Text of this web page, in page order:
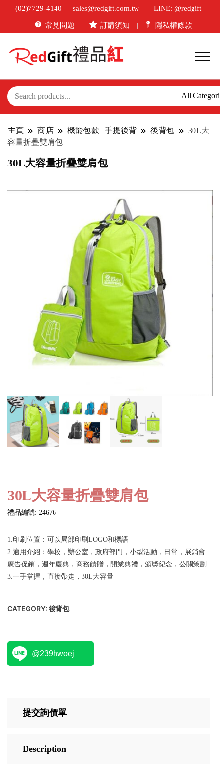
(02)7729-4140 sales@redgift.com.tw LINE: @redgift
常見問題 訂購須知 隱私權條款
主頁 商店 機能包款 | 手提後背 後背包
30L大
容量折疊雙肩包
30L大容量折疊雙肩包
30L大容量折疊雙肩包
禮品編號: 24676
1.印刷位置：可以局部印刷LOGO和標語
2.適用介紹：學校，辦公室，政府部門，小型活動，日常，展銷會
廣告促銷，週年慶典，商務饋贈，開業典禮，頒獎紀念，公關策劃
3.一手掌握，直接帶走，30L大容量
CATEGORY: 後背包
@239hwoej
提交詢價單
Description